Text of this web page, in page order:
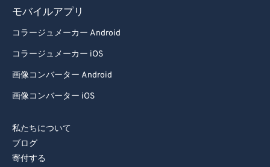
モバイルアプリ
コラージュメーカー Android
コラージュメーカー iOS
画像コンバーター Android
画像コンバーター iOS
私たちについて
ブログ
寄付する